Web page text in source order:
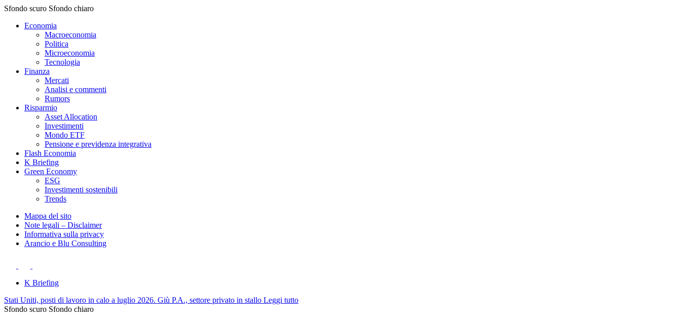
Sfondo scuro Sfondo chiaro
Economia
Macroeconomia
Politica
Microeconomia
Tecnologia
Finanza
Mercati
Analisi e commenti
Rumors
Risparmio
Asset Allocation
Investimenti
Mondo ETF
Pensione e previdenza integrativa
Flash Economia
K Briefing
Green Economy
ESG
Investimenti sostenibili
Trends
Mappa del sito
Note legali – Disclaimer
Informativa sulla privacy
Arancio e Blu Consulting
K Briefing
Stati Uniti, posti di lavoro in calo a luglio 2026. Giù P.A., settore privato in stallo Leggi tutto
Sfondo scuro Sfondo chiaro